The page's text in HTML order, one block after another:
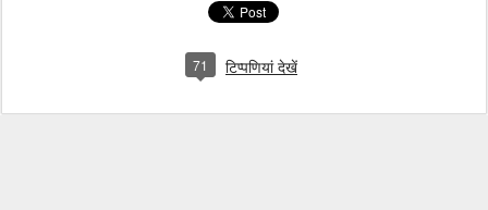
71 टिप्पणियां देखें